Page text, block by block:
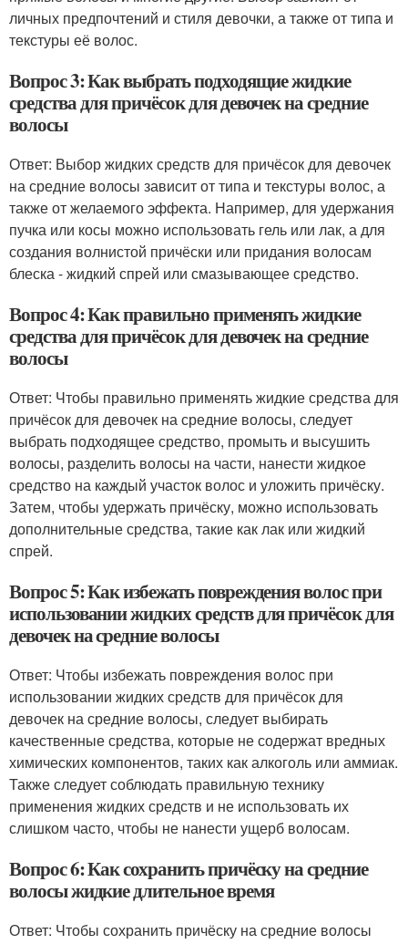
личных предпочтений и стиля девочки, а также от типа и
текстуры её волос.
Вопрос 3: Как выбрать подходящие жидкие
средства для причёсок для девочек на средние
волосы
Ответ: Выбор жидких средств для причёсок для девочек
на средние волосы зависит от типа и текстуры волос, а
также от желаемого эффекта. Например, для удержания
пучка или косы можно использовать гель или лак, а для
создания волнистой причёски или придания волосам
блеска - жидкий спрей или смазывающее средство.
Вопрос 4: Как правильно применять жидкие
средства для причёсок для девочек на средние
волосы
Ответ: Чтобы правильно применять жидкие средства для
причёсок для девочек на средние волосы, следует
выбрать подходящее средство, промыть и высушить
волосы, разделить волосы на части, нанести жидкое
средство на каждый участок волос и уложить причёску.
Затем, чтобы удержать причёску, можно использовать
дополнительные средства, такие как лак или жидкий
спрей.
Вопрос 5: Как избежать повреждения волос при
использовании жидких средств для причёсок для
девочек на средние волосы
Ответ: Чтобы избежать повреждения волос при
использовании жидких средств для причёсок для
девочек на средние волосы, следует выбирать
качественные средства, которые не содержат вредных
химических компонентов, таких как алкоголь или аммиак.
Также следует соблюдать правильную технику
применения жидких средств и не использовать их
слишком часто, чтобы не нанести ущерб волосам.
Вопрос 6: Как сохранить причёску на средние
волосы жидкие длительное время
Ответ: Чтобы сохранить причёску на средние волосы